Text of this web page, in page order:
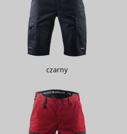
czarny